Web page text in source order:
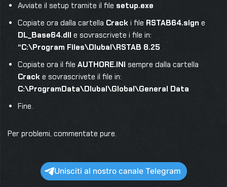
Avviate il setup tramite il file setup.exe
Copiate ora dalla cartella Crack i file RSTAB64.sign e
DL_Base64.dll e sovrascrivete i file in:
“C:\Program Files\Dlubal\RSTAB 8.25
Copiate ora il file AUTHORE.INI sempre dalla cartella
Crack e sovrascrivete il file in:
C:\ProgramData\Dlubal\Global\General Data
Fine.
Per problemi, commentate pure.
Unisciti al nostro canale Telegram